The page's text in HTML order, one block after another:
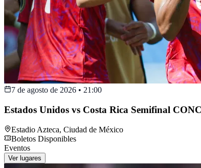
7 de agosto de 2026 • 21:00
Estados Unidos vs Costa Rica Semifinal
Estadio Azteca, Ciudad de México
Boletos Disponibles
Eventos
Ver lugares